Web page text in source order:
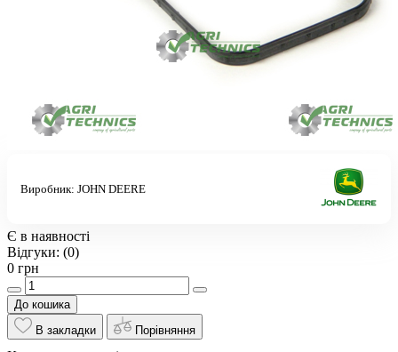
Виробник: JOHN DEERE
Є в наявності
Відгуки: (0)
0 грн
До кошика
В закладки
Порівняння